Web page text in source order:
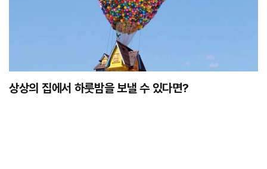
상상의 집에서 하룻밤을 보낼 수 있다면?